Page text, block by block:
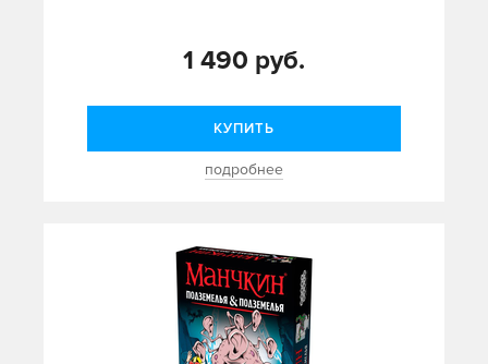
1 490 руб.
КУПИТЬ
подробнее